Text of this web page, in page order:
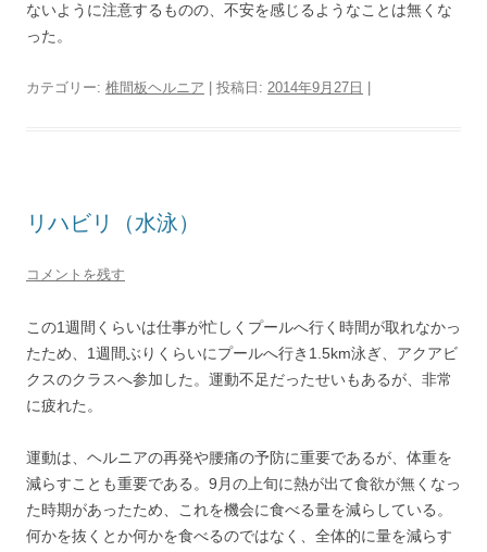
ないように注意するものの、不安を感じるようなことは無くな
った。
カテゴリー: 椎間板ヘルニア | 投稿日: 2014年9月27日
リハビリ（水泳）
コメントを残す
この1週間くらいは仕事が忙しくプールへ行く時間が取れなかっ
たため、1週間ぶりくらいにプールへ行き1.5km泳ぎ、アクアビ
クスのクラスへ参加した。運動不足だったせいもあるが、非常
に疲れた。
運動は、ヘルニアの再発や腰痛の予防に重要であるが、体重を
減らすことも重要である。9月の上旬に熱が出て食欲が無くなっ
た時期があったため、これを機会に食べる量を減らしている。
何かを抜くとか何かを食べるのではなく、全体的に量を減らす